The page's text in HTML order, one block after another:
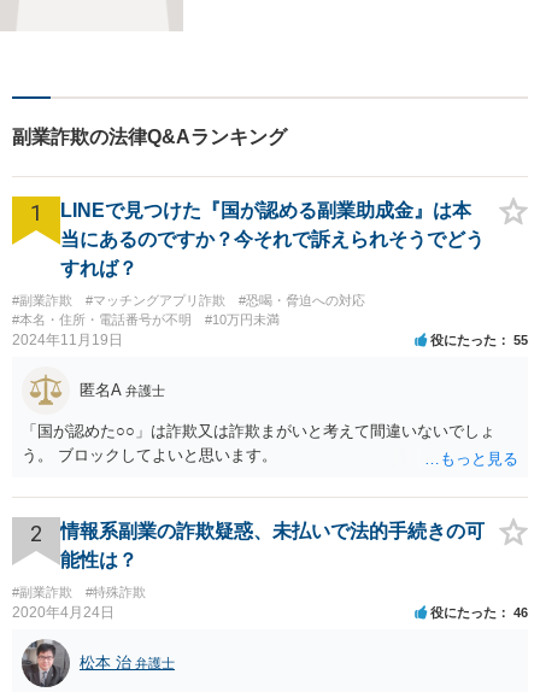
副業詐欺の法律Q&Aランキング
1
LINEで見つけた『国が認める副業助成金』は本
当にあるのですか？今それで訴えられそうでどう
すれば？
#副業詐欺 #マッチングアプリ詐欺
#恐喝・脅迫への対応
#本名・住所・電話番号が不明
#10万円未満
2024年11月19日 役にたった 55
匿名A 弁護士
「国が認めた○○」は詐欺又は詐欺まがいと考えて間違いないでしょ
う。 ブロックしてよいと思います。
2
情報系副業の詐欺疑惑、未払いで法的手続きの可
能性は？
#副業詐欺 #特殊詐欺
2020年4月24日 役にたった 46
松本 治 弁護士